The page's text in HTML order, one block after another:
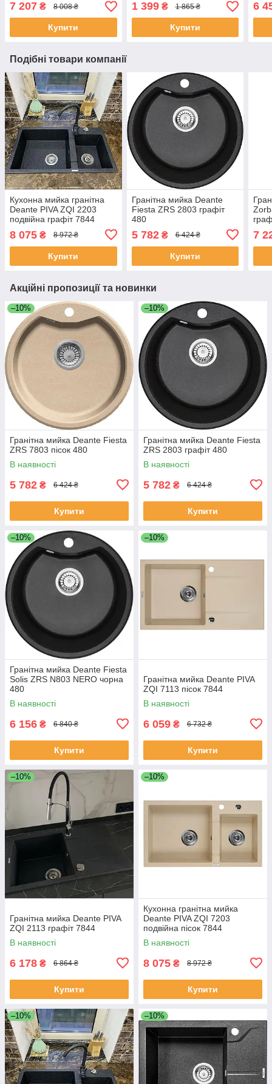
7 207 ₴ 8 008 ₴
Купити
1 399₴ 1 865 ₴
Купити
6
Подібні товари компанії
Кухонна мийка гранітна
Deante PIVA ZQI 2203
подвійна графіт 7844
8 075 ₴ 8 972 ₴
Купити
Гранітна мийка Deante
Fiestа ZRS 2803 графіт
480
5 782₴ 6 424 ₴
Купити
7
Акційні пропозиції та новинки
–10%
Гранітна мийка Deante Fiesta
ZRS 7803 пісок 480
В наявності
5 782 ₴ 6 424 ₴
Купити
–10%
Гранітна мийка Deante Fiestа
ZRS 2803 графіт 480
В наявності
5 782 ₴ 6 424 ₴
Купити
–10%
Гранітна мийка Deante Fiesta
Solis ZRS N803 NERO чорна
480
В наявності
6 156 ₴ 6 840 ₴
Купити
–10%
Гранітна мийка Deante PIVA
ZQI 7113 пісок 7844
В наявності
6 059 ₴ 6 732 ₴
Купити
–10%
Гранітна мийка Deante PIVA
ZQI 2113 графіт 7844
В наявності
6 178 ₴ 6 864 ₴
Купити
–10%
Кухонна гранітна мийка
Deante PIVA ZQI 7203
подвійна пісок 7844
В наявності
8 075 ₴ 8 972 ₴
Купити
–10% –10%